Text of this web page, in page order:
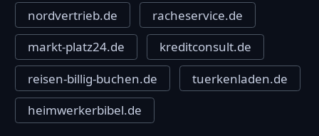
nordvertrieb.de
racheservice.de
markt-platz24.de
kreditconsult.de
reisen-billig-buchen.de
tuerkenladen.de
heimwerkerbibel.de